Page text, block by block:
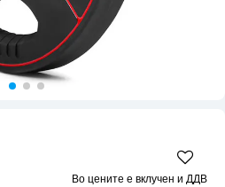
Во цените е вклучен и ДДВ